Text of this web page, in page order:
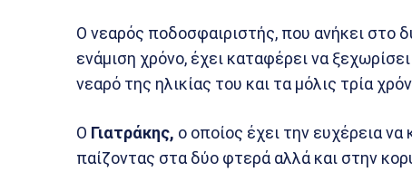
Ο νεαρός ποδοσφαιριστής, που ανήκει στο
ενάμιση χρόνο, έχει καταφέρει να
νεαρό της ηλικίας του και τα μόλις τρία
Ο Γιατράκης, ο οποίος έχει την ευχέρεια
παίζοντας στα δύο φτερά αλλά και στην